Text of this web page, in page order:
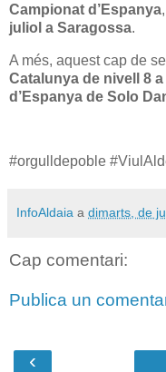
Campionat d’Espanya
juliol a Saragossa.
A més, aquest cap de
Catalunya de nivell 8 a
d’Espanya de Solo
#orgulldepoble
InfoAldaia a dimarts, de
Cap comentari:
Publica un
‹